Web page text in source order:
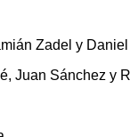
Zadel y
Juan Sánchez y